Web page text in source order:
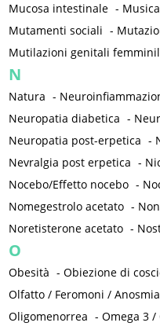
Mucosa intestinale - Musica
Mutamenti sociali -
Mutilazioni genitali
N
Natura -
Neuropatia diabetica -
Neuropatia post-erpetica -
Nevralgia post erpetica -
Nocebo/Effetto nocebo -
Nomegestrolo acetato -
Noretisterone acetato -
O
Obesità -Obiezione di
Olfatto / Feromoni / Anosmia
Oligomenorrea -Omega 3 /